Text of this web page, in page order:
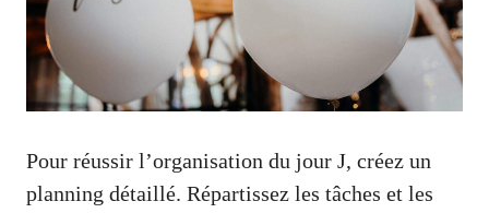
Pour réussir l’organisation du jour J, créez un
planning détaillé. Répartissez les tâches et les